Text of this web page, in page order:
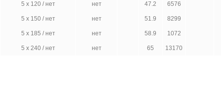
5 х 120 / нет нет 47.2 6576
5 х 150 / нет нет 51.9 8299
5 х 185 / нет нет 58.9 1072
5 х 240 / нет нет 65 13170